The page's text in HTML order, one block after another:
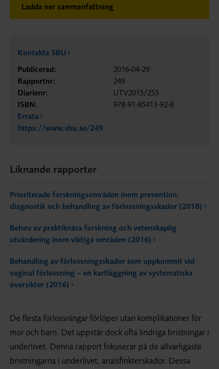
Ladda ner sammanfattning
Kontakta SBU
Publicerad:
2016-04-29
Rapportnr:
249
Diarienr:
UTV2015/253
ISBN:
978-91-85413-92-8
Errata
https://www.sbu.se/249
Liknande rapporter
Prioriterade forskningsområden inom prevention,
diagnostik och behandling av förlossningsskador (2018)
Behov av praktiknära forskning och vetenskaplig
utvärdering inom viktiga områden (2016)
Behandling av förlossningsskador som uppkommit vid
vaginal förlossning – en kartläggning av systematiska
översikter (2016)
De flesta förlossningar förlöper utan komplikationer för
mor och barn. Det uppstår dock ofta lindriga bristningar i
underlivet. Denna rapport fokuserar på de allvarligaste
bristningarna i underlivet, analsfinkterskador. Dessa